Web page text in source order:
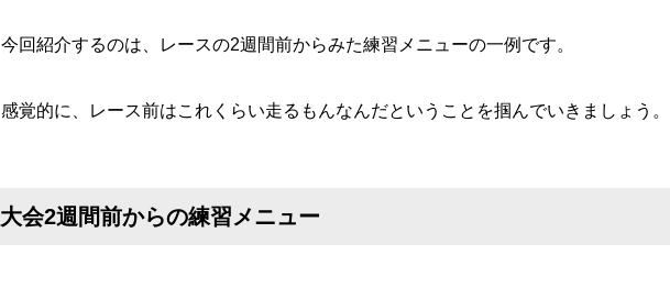
今回紹介するのは、レースの2週間前からみた練習メニューの一例です。
感覚的に、レース前はこれくらい走るもんなんだということを掴んでいきましょう。
大会2週間前からの練習メニュー